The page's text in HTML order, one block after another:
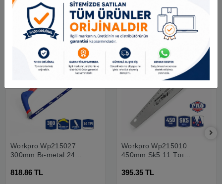
Benzer Ürünler
Workpro Wp215027
300mm Bı-metal 24
Demir Testeresi
818.86 TL
Workpro Wp215010
450mm Sk5 11 Tpı
Testeresi
395.35 TL